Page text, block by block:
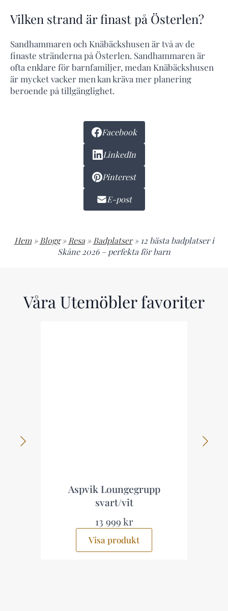
Vilken strand är finast på Österlen?
Sandhammaren och Knäbäckshusen är två av de
finaste stränderna på Österlen. Sandhammaren är
ofta enklare för barnfamiljer, medan Knäbäckshusen
är mycket vacker men kan kräva mer planering
beroende på tillgänglighet.
Facebook
LinkedIn
Pinterest
E-post
Hem » Blogg » Resa » Badplatser » 12 bästa badplatser i
Skåne 2026 – perfekta för barn
Våra Utemöbler favoriter
Aspvik Loungegrupp
svart/vit
13 999 kr
Visa produkt